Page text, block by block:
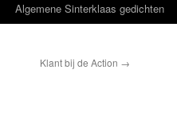
Algemene Sinterklaas gedichten
Klant bij de Action →